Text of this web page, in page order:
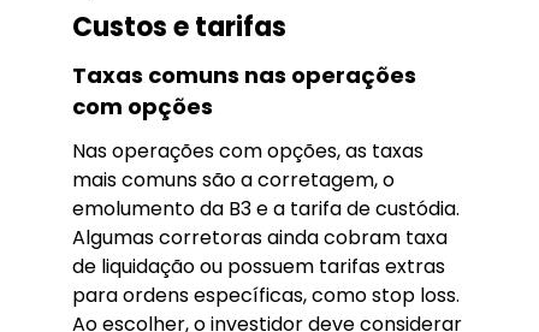
Custos e tarifas
Taxas comuns nas operações
com opções
Nas operações com opções, as taxas
mais comuns são a corretagem, o
emolumento da B3 e a tarifa de custódia.
Algumas corretoras ainda cobram taxa
de liquidação ou possuem tarifas extras
para ordens específicas, como stop loss.
Ao escolher, o investidor deve considerar